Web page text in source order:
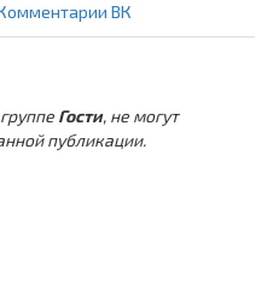
ВК
Гости, не могут
публикации.